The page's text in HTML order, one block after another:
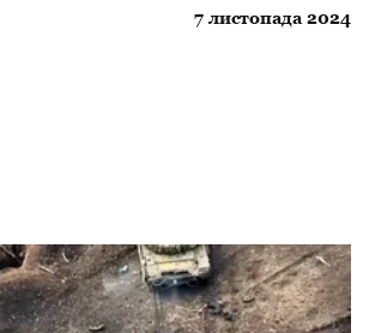
7 листопада 2024